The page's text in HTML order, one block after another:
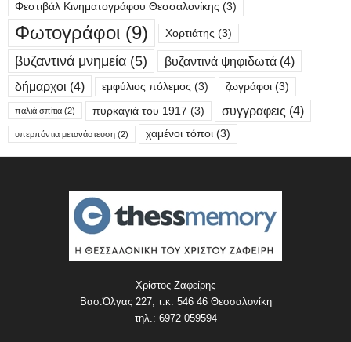
Φεστιβάλ Κινηματογράφου Θεσσαλονίκης (3)
Φωτογράφοι (9) Χορτιάτης (3)
βυζαντινά μνημεία (5) βυζαντινά ψηφιδωτά (4)
δήμαρχοι (4) εμφύλιος πόλεμος (3) ζωγράφοι (3)
παλιά σπίτια (2) πυρκαγιά του 1917 (3) συγγραφεις (4)
υπερπόντια μετανάστευση (2) χαμένοι τόποι (3)
Χρίστος Ζαφείρης
Βασ.Όλγας 227, τ.κ. 546 46 Θεσσαλονίκη
τηλ.: 6972 059594